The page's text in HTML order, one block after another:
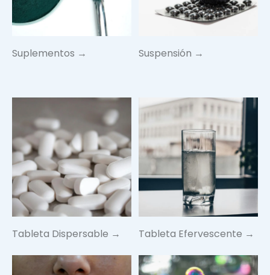
Suplementos → Suspensión →
Tableta Dispersable → Tableta Efervescente →